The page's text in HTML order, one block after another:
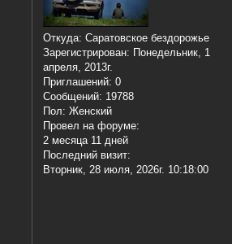
Откуда: Саратовское бездорожье
Зарегистрирован: Понедельник, 1
апреля, 2013г.
Приглашений: 0
Сообщений: 19788
Пол: Женский
Провел на форуме:
2 месяца 11 дней
Последний визит:
Вторник, 28 июля, 2026г. 10:18:00